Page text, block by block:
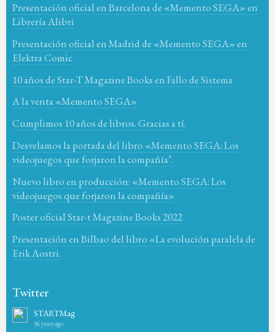
Presentación oficial en Barcelona de «Memento SEGA» en
Librería Alibri
Presentación oficial en Madrid de «Memento SEGA» en
Elektra Comic
10 años de Star-T Magazine Books en Fallo de Sistema
A la venta «Memento SEGA»
Cumplimos 10 años de libros. Gracias a tí.
Desvelamos la portada del libro «Memento SEGA: Los
videojuegos que forjaron la compañía’.
Nuevo libro en producción: «Memento SEGA: Los
videojuegos que forjaron la compañía»
Poster oficial Star-t Magazine Books 2022
Presentación en Bilbao del libro «La evolución paralela de
Erik Aostri.
Twitter
STARTMag
56 years ago